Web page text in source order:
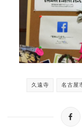
久遠寺 名古屋